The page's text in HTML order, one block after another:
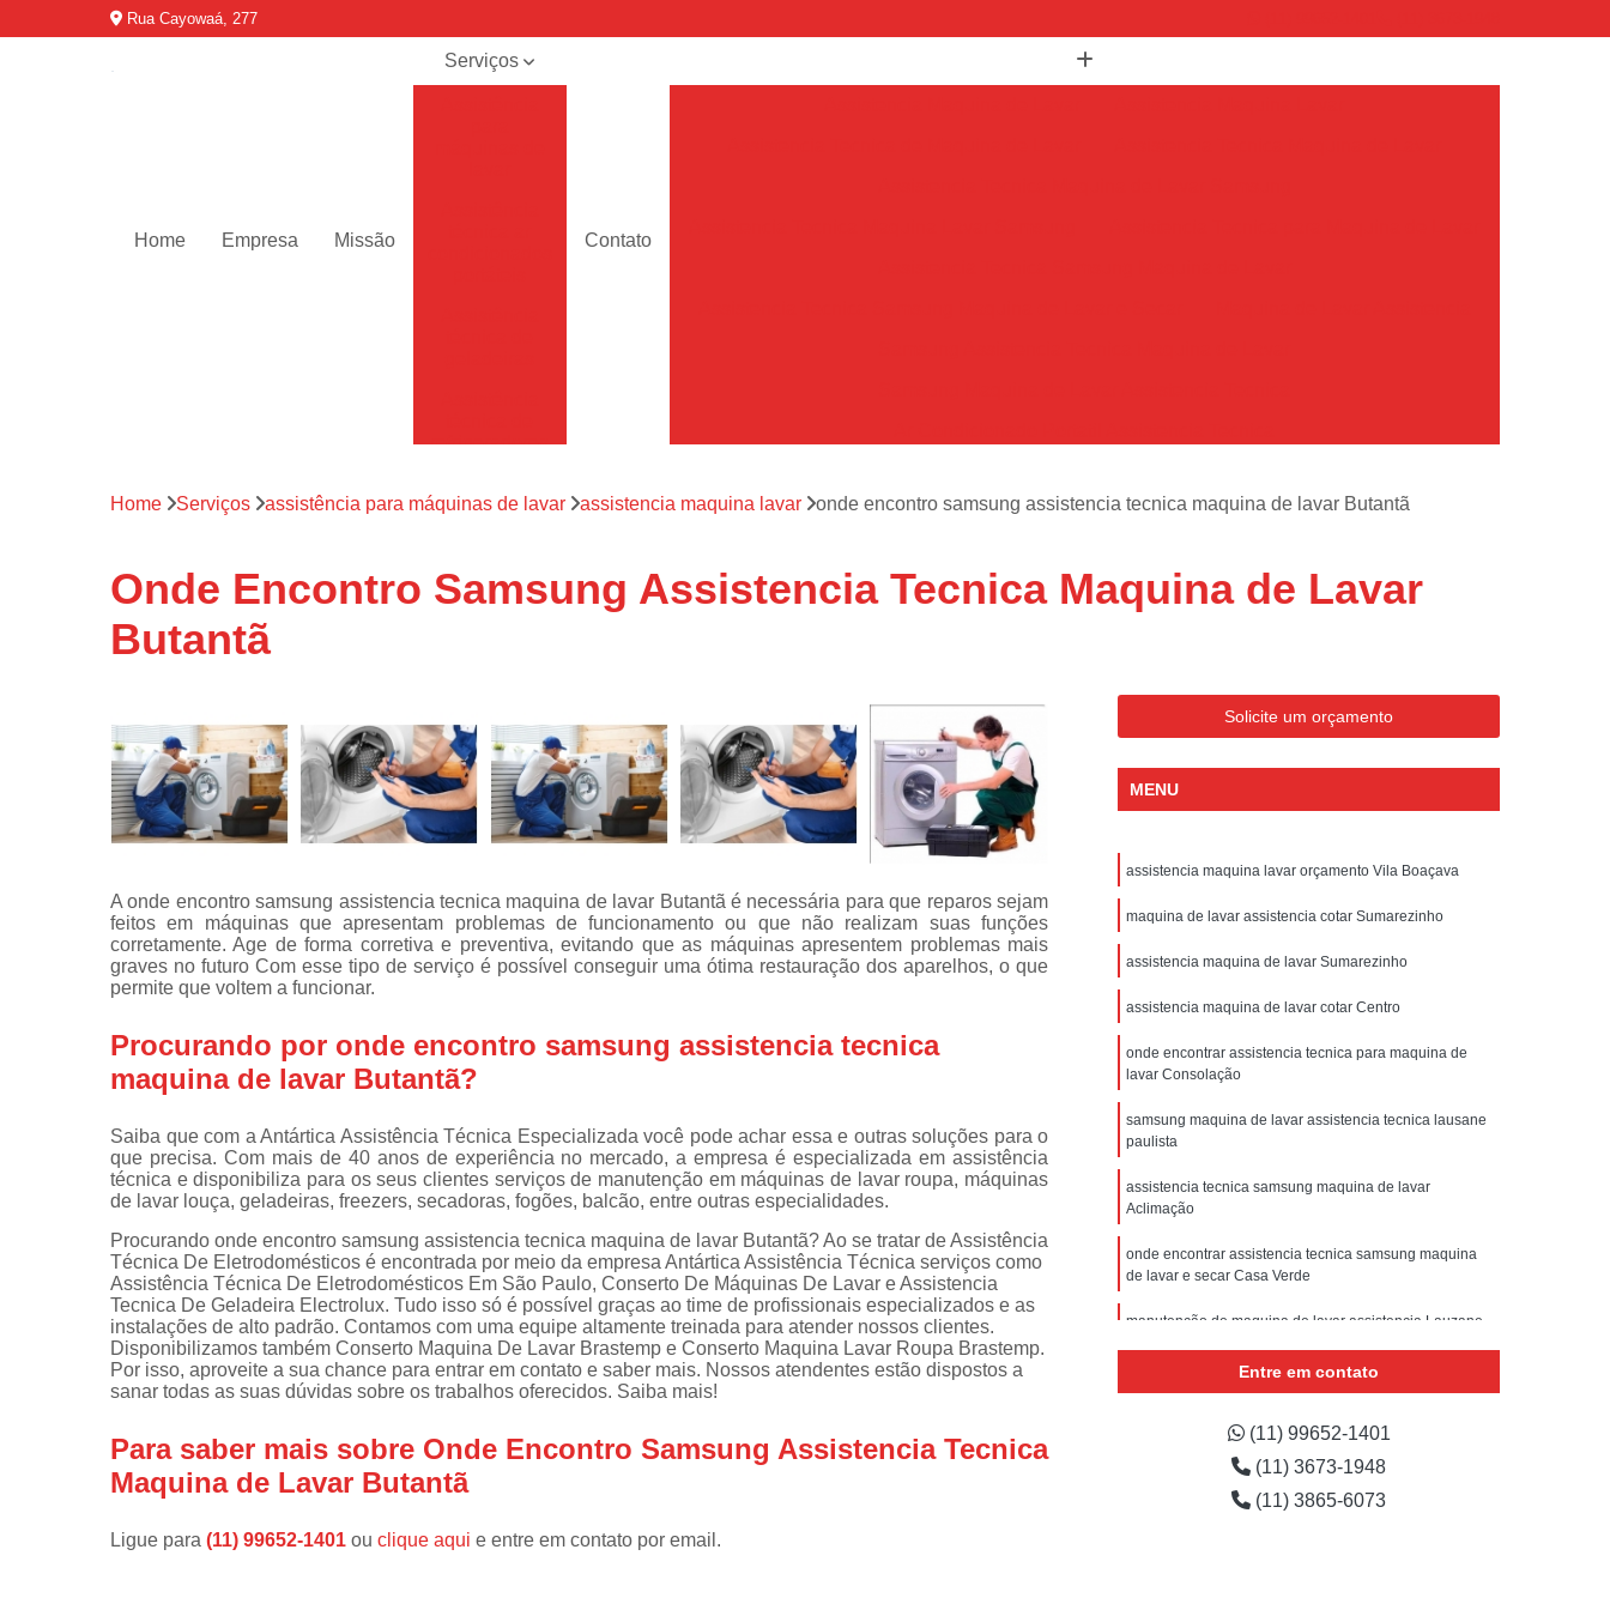
Rua Cayowaá, 277
Home Empresa Missão
Serviços
refrigeradores
técnica de
técnicas de
fogão
Conserto de
máquinas de
lavar
Consertos de
adega
geladeiras
expositoras
Instalação de
máquinas de
lavar roupa
lava e seca
Manutenções
de fogão
Manutenções
em freezer
Contato
Assistencia Tecnica Ar Condicionado Portatil
Assistencia Tecnica Ar Condicionado Portatil Philco
Assistencia Tecnica de Ar Condicionado Portatil Philco
Assistencia Tecnica em Ar Condicionado Portatil
Assistencia Tecnica para Ar Condicionado Portatil
Assistencia Tecnica de Geladeira
Assistencia Tecnica de Geladeira Electrolux
Assistencia Tecnica Geladeira Electrolux
Assistencia Tecnica Resfriar Geladeira
Electrolux Assistencia Tecnica Geladeira
Electrolux Geladeira Assistencia Tecnica
Geladeira Assistencia Tecnica
Assistencia Tecnica de Refrigerador
Assistencia Tecnica de Refrigerador Electrolux
Assistencia Tecnica Electrolux Refrigerador
Assistencia Tecnica Refrigerador com Defeito
Assistencia Tecnica Refrigerador com Problema
Assistencia Tecnica Refrigerador Electrolux
Assistencia Tecnica Refrigerador Não Liga
Refrigerador Assistencia Tecnica
Refrigerador Electrolux Assistencia Tecnica
Assistencia Tecnica Lavadora Secadora Samsung
Assistencia Tecnica Maquina Secadora
Assistencia Tecnica Maquina Secadora de Roupa
Assistencia Tecnica para Secadora
Assistencia Tecnica Samsung Lavadora e Secadora
Assistencia Tecnica Samsung Secadora
Assistencia Tecnica Secadora
Assistencia Tecnica Secadora Enxuta
Assistencia Tecnica Secadora Samsung
Assistencia Tecnica de Fogão
Home Serviços assistência para máquinas de lavar assistencia maquina lavar onde encontro samsung assistencia tecnica maquina de lavar Butantã
Onde Encontro Samsung Assistencia Tecnica Maquina de Lavar
Butantã
A onde encontro samsung assistencia tecnica maquina de lavar Butantã é necessária para que reparos sejam
feitos em máquinas que apresentam problemas de funcionamento ou que não realizam suas funções
corretamente. Age de forma corretiva e preventiva, evitando que as máquinas apresentem problemas mais
graves no futuro Com esse tipo de serviço é possível conseguir uma ótima restauração dos aparelhos, o que
permite que voltem a funcionar.
Procurando por onde encontro samsung assistencia tecnica
maquina de lavar Butantã?
Saiba que com a Antártica Assistência Técnica Especializada você pode achar essa e outras soluções para o
que precisa. Com mais de 40 anos de experiência no mercado, a empresa é especializada em assistência
técnica e disponibiliza para os seus clientes serviços de manutenção em máquinas de lavar roupa, máquinas
de lavar louça, geladeiras, freezers, secadoras, fogões, balcão, entre outras especialidades.
Procurando onde encontro samsung assistencia tecnica maquina de lavar Butantã? Ao se tratar de Assistência
Técnica De Eletrodomésticos é encontrada por meio da empresa Antártica Assistência Técnica serviços como
Assistência Técnica De Eletrodomésticos Em São Paulo, Conserto De Máquinas De Lavar e Assistencia
Tecnica De Geladeira Electrolux. Tudo isso só é possível graças ao time de profissionais especializados e as
instalações de alto padrão. Contamos com uma equipe altamente treinada para atender nossos clientes.
Disponibilizamos também Conserto Maquina De Lavar Brastemp e Conserto Maquina Lavar Roupa Brastemp.
Por isso, aproveite a sua chance para entrar em contato e saber mais. Nossos atendentes estão dispostos a
sanar todas as suas dúvidas sobre os trabalhos oferecidos. Saiba mais!
Para saber mais sobre Onde Encontro Samsung Assistencia Tecnica
Maquina de Lavar Butantã
Ligue para (11) 99652-1401 ou clique aqui e entre em contato por email.
Solicite um orçamento
MENU
assistencia maquina lavar orçamento Vila Boaçava
maquina de lavar assistencia cotar Sumarezinho
assistencia maquina de lavar Sumarezinho
assistencia maquina de lavar cotar Centro
onde encontrar assistencia tecnica para maquina de
lavar Consolação
samsung maquina de lavar assistencia tecnica lausane
paulista
assistencia tecnica samsung maquina de lavar
Aclimação
onde encontrar assistencia tecnica samsung maquina
de lavar e secar Casa Verde
manutenção de maquina de lavar assistencia Lauzane
Entre em contato
(11) 99652-1401
(11) 3673-1948
(11) 3865-6073